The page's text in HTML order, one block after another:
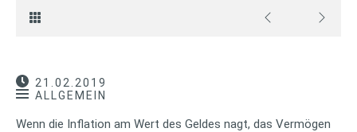
21.02.2019
ALLGEMEIN
Wenn die Inflation am Wert des Geldes nagt, das Vermögen